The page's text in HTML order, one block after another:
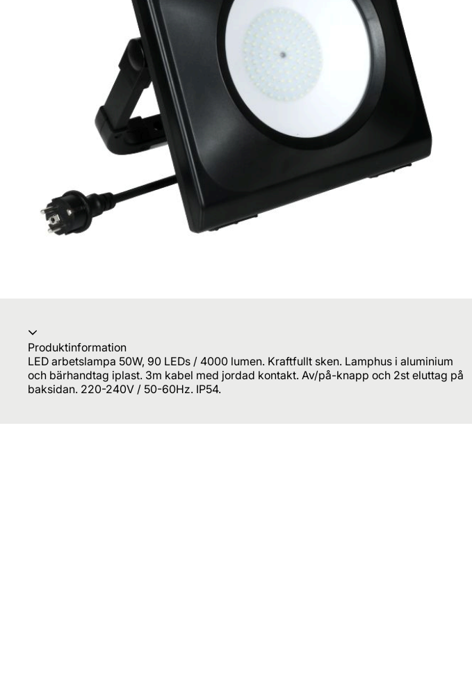
Produktinformation
LED arbetslampa 50W, 90 LEDs / 4000 lumen. Kraftfullt sken. Lamphus i aluminium
och bärhandtag iplast. 3m kabel med jordad kontakt. Av/på-knapp och 2st eluttag på
baksidan. 220-240V / 50-60Hz. IP54.